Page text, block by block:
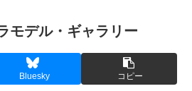
モデル・ギャラリー
Bluesky コピー